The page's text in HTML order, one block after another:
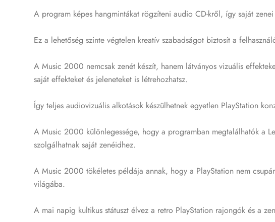
A program képes hangmintákat rögzíteni audio CD-kről, így saját
Ez a lehetőség szinte végtelen kreatív szabadságot biztosít a
A Music 2000 nemcsak zenét készít, hanem látványos vizuális
saját effekteket és jeleneteket is létrehozhatsz.
Így teljes audiovizuális alkotások készülhetnek egyetlen PlayStation
A Music 2000 különlegessége, hogy a programban megtalálhatók a
szolgálhatnak saját zenéidhez.
A Music 2000 tökéletes példája annak, hogy a PlayStation nem
világába.
A mai napig kultikus státuszt élvez a retro PlayStation rajongók és a